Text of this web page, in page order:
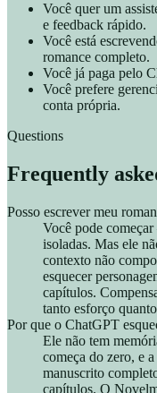
Você quer um
e feedback rápido.
Você está
romance completo.
Você já paga pelo
Você prefere
conta própria.
Questions
Frequently
Posso escrever meu
Você pode
isoladas. Mas ele
contexto não
esquecer
capítulos.
tanto esforço
Por que o ChatGPT
Ele não tem
começa do zero, e
manuscrito
capítulos. O